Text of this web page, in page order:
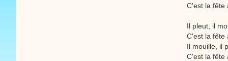
C'est la fête
Il pleut, il
C'est la fête
Il mouille, il
C'est la fête